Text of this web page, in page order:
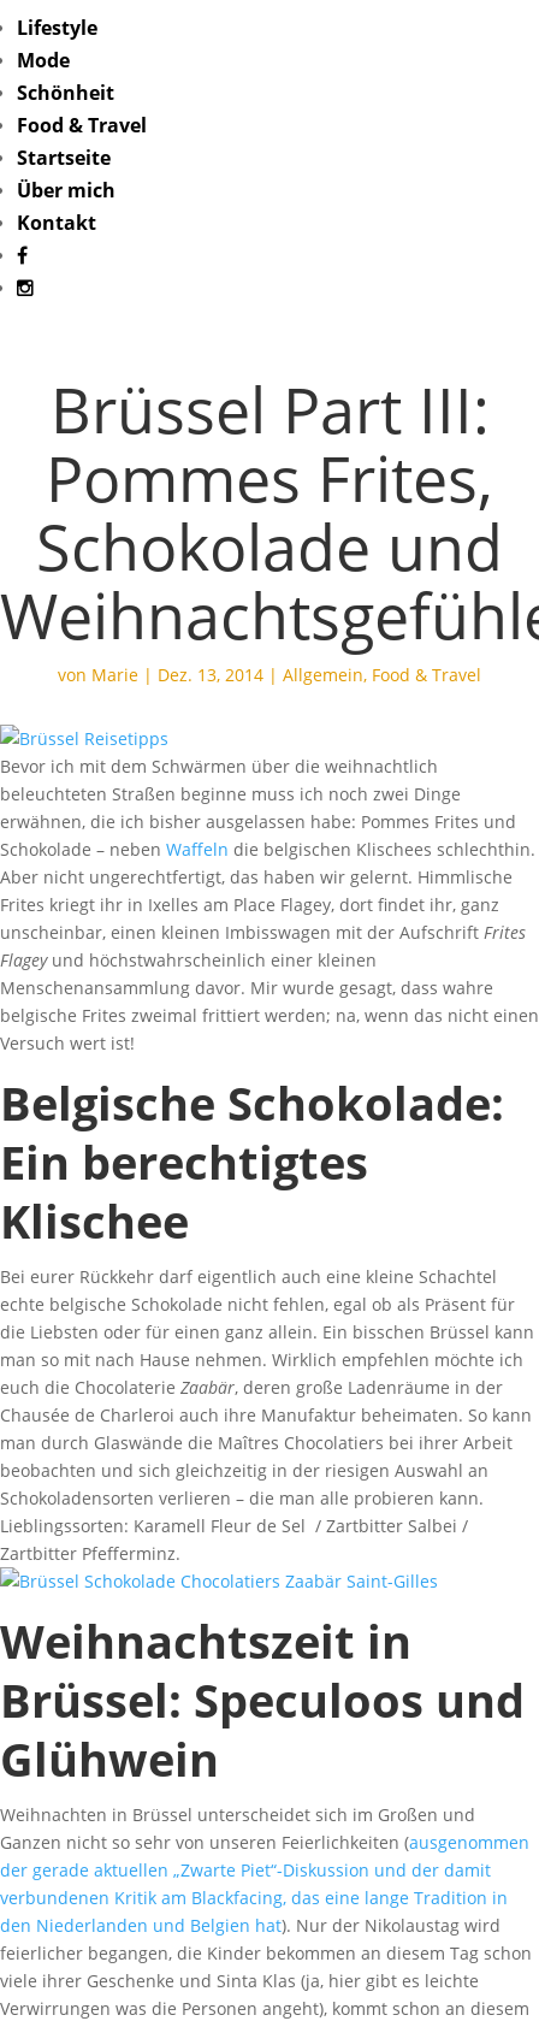
Lifestyle
Mode
Schönheit
Food & Travel
Startseite
Über mich
Kontakt
Brüssel Part III:
Pommes Frites,
Schokolade und
von Marie | Dez. 13, 2014 | Allgemein, Food & Travel
Bevor ich mit dem Schwärmen über die weihnachtlich
beleuchteten Straßen beginne muss ich noch zwei Dinge
erwähnen, die ich bisher ausgelassen habe: Pommes Frites und
Schokolade – neben Waffeln die belgischen Klischees schlechthin.
Aber nicht ungerechtfertigt, das haben wir gelernt. Himmlische
Frites kriegt ihr in Ixelles am Place Flagey, dort findet ihr, ganz
unscheinbar, einen kleinen Imbisswagen mit der Aufschrift Frites
Flagey und höchstwahrscheinlich einer kleinen
Menschenansammlung davor. Mir wurde gesagt, dass wahre
belgische Frites zweimal frittiert werden; na, wenn das nicht einen
Versuch wert ist!
Belgische Schokolade:
Ein berechtigtes
Klischee
Bei eurer Rückkehr darf eigentlich auch eine kleine Schachtel
echte belgische Schokolade nicht fehlen, egal ob als Präsent für
die Liebsten oder für einen ganz allein. Ein bisschen Brüssel kann
man so mit nach Hause nehmen. Wirklich empfehlen möchte ich
euch die Chocolaterie Zaabär, deren große Ladenräume in der
Chausée de Charleroi auch ihre Manufaktur beheimaten. So kann
man durch Glaswände die Maîtres Chocolatiers bei ihrer Arbeit
beobachten und sich gleichzeitig in der riesigen Auswahl an
Schokoladensorten verlieren – die man alle probieren kann.
Lieblingssorten: Karamell Fleur de Sel / Zartbitter Salbei /
Zartbitter Pfefferminz.
Weihnachtszeit in
Brüssel: Speculoos und
Glühwein
Weihnachten in Brüssel unterscheidet sich im Großen und
Ganzen nicht so sehr von unseren Feierlichkeiten (ausgenommen
der gerade aktuellen „Zwarte Piet“-Diskussion und der damit
verbundenen Kritik am Blackfacing, das eine lange Tradition in
den Niederlanden und Belgien hat). Nur der Nikolaustag wird
feierlicher begangen, die Kinder bekommen an diesem Tag schon
viele ihrer Geschenke und Sinta Klas (ja, hier gibt es leichte
Verwirrungen was die Personen angeht), kommt schon an diesem